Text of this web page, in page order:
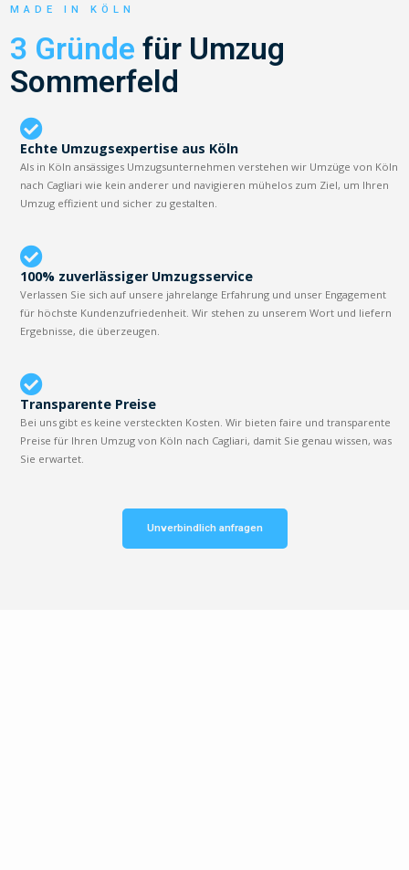
MADE IN KÖLN
3 Gründe für Umzug
Sommerfeld
Echte Umzugsexpertise aus Köln
Als in Köln ansässiges Umzugsunternehmen verstehen wir Umzüge von Köln
nach Cagliari wie kein anderer und navigieren mühelos zum Ziel, um Ihren
Umzug effizient und sicher zu gestalten.
100% zuverlässiger Umzugsservice
Verlassen Sie sich auf unsere jahrelange Erfahrung und unser Engagement
für höchste Kundenzufriedenheit. Wir stehen zu unserem Wort und liefern
Ergebnisse, die überzeugen.
Transparente Preise
Bei uns gibt es keine versteckten Kosten. Wir bieten faire und transparente
Preise für Ihren Umzug von Köln nach Cagliari, damit Sie genau wissen, was
Sie erwartet.
Unverbindlich anfragen